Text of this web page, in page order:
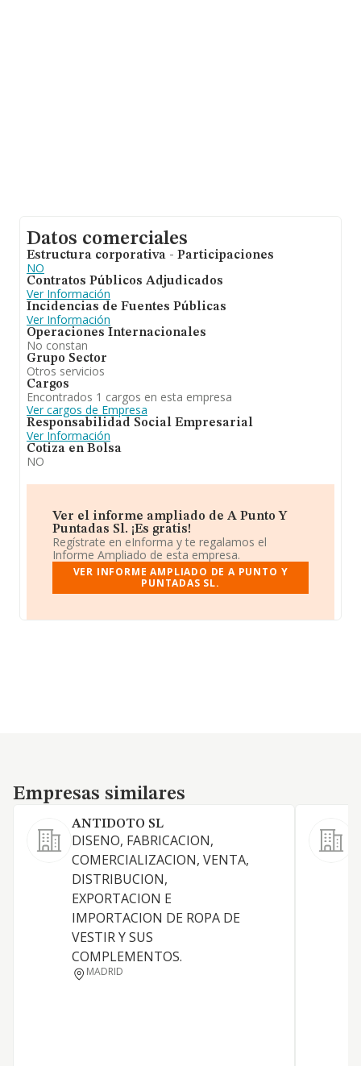
Datos comerciales
Estructura corporativa - Participaciones
NO
Contratos Públicos Adjudicados
Ver Información
Incidencias de Fuentes Públicas
Ver Información
Operaciones Internacionales
No constan
Grupo Sector
Otros servicios
Cargos
Encontrados 1 cargos en esta empresa
Ver cargos de Empresa
Responsabilidad Social Empresarial
Ver Información
Cotiza en Bolsa
NO
Ver el informe ampliado de A Punto Y
Puntadas Sl. ¡Es gratis!
Regístrate en eInforma y te regalamos el
Informe Ampliado de esta empresa.
VER INFORME AMPLIADO DE A PUNTO Y
PUNTADAS SL.
Empresas similares
Empresas similares
ANTIDOTO SL
DISENO, FABRICACION,
COMERCIALIZACION, VENTA,
DISTRIBUCION,
EXPORTACION E
IMPORTACION DE ROPA DE
VESTIR Y SUS
COMPLEMENTOS.
MADRID